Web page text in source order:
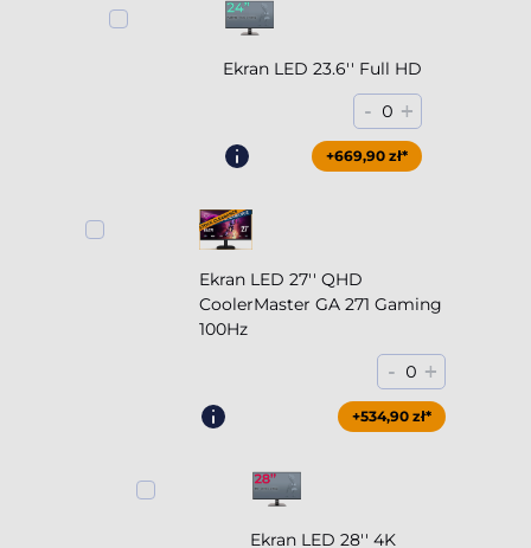
Ekran LED 23.6'' Full HD
- 0 +
+669,90 zł*
Ekran LED 27'' QHD
CoolerMaster GA 271 Gaming
100Hz
- 0 +
+854,90 zł*
+534,90 zł*
Ekran LED 28'' 4K